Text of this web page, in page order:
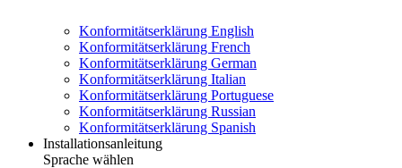
Konformitätserklärung English
Konformitätserklärung French
Konformitätserklärung German
Konformitätserklärung Italian
Konformitätserklärung Portuguese
Konformitätserklärung Russian
Konformitätserklärung Spanish
Installationsanleitung
Sprache wählen